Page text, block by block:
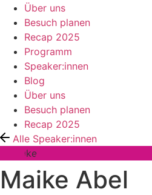
Über uns
Besuch planen
Recap 2025
Programm
Speaker:innen
Blog
Über uns
Besuch planen
Recap 2025
Alle Speaker:innen
Maike Abel